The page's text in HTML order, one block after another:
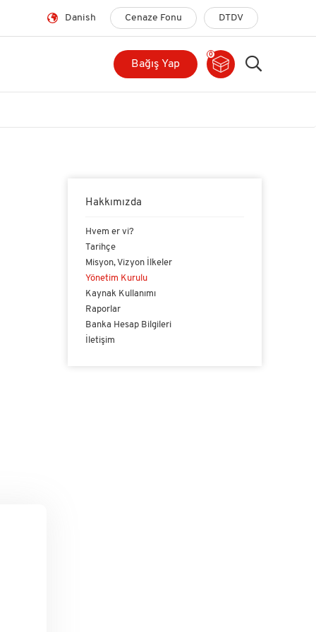
Danish Cenaze Fonu DTDV
Bağış Yap
0
Hakkımızda
Hvem er vi?
Tarihçe
Misyon, Vizyon İlkeler
Yönetim Kurulu
Kaynak Kullanımı
Raporlar
Banka Hesap Bilgileri
İletişim